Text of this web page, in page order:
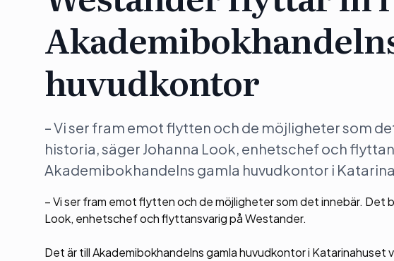
huvudkontor
– Vi ser fram emot flytten och de möjligheter som
historia, säger Johanna Look, enhetschef och
Akademibokhandelns gamla huvudkontor i
– Vi ser fram emot flytten och de möjligheter som det innebär.
Look, enhetschef och flyttansvarig på Westander.
Det är till Akademibokhandelns gamla huvudkontor i